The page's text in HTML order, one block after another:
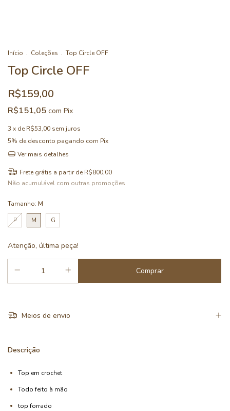
Início . Coleções . Top Circle OFF
Top Circle OFF
R$159,00
R$151,05 com Pix
3 x de R$53,00 sem juros
5% de desconto pagando com Pix
Ver mais detalhes
Frete grátis a partir de R$800,00
Não acumulável com outras promoções
Tamanho: M
P
M G
Atenção, última peça!
Meios de envio
Descrição
Top em crochet
Todo feito à mão
top forrado